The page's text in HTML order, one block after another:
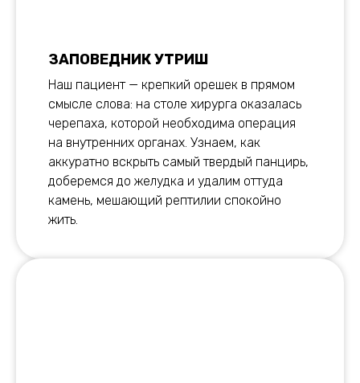
ЗАПОВЕДНИК УТРИШ
Наш пациент — крепкий орешек в прямом
смысле слова: на столе хирурга оказалась
черепаха, которой необходима операция
на внутренних органах. Узнаем, как
аккуратно вскрыть самый твердый панцирь,
доберемся до желудка и удалим оттуда
камень, мешающий рептилии спокойно
жить.